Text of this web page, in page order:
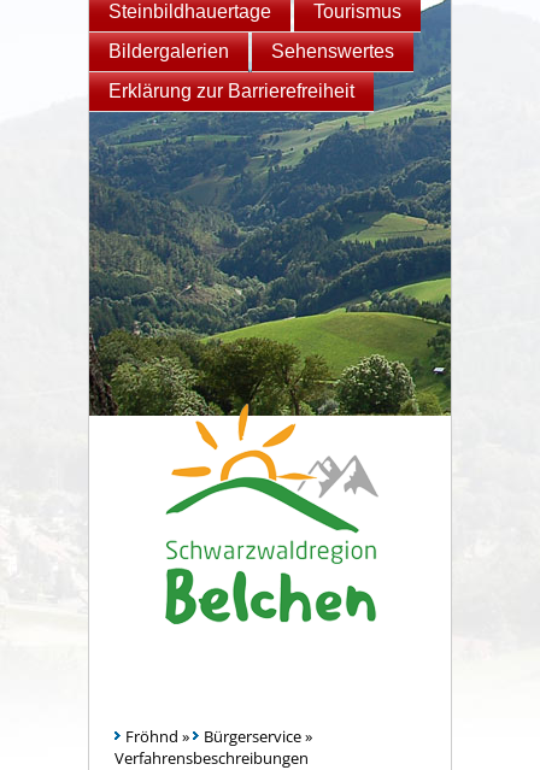
Steinbildhauertage
Tourismus
Bildergalerien
Sehenswertes
Erklärung zur Barrierefreiheit
Fröhnd » Bürgerservice»
Verfahrensbeschreibungen